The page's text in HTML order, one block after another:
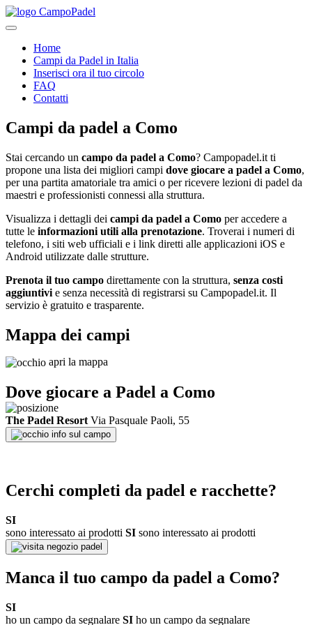
Home
Campi da Padel in Italia
Inserisci ora il tuo circolo
FAQ
Contatti
Campi da padel a Como
Stai cercando un campo da padel a Como? Campopadel.it ti
propone una lista dei migliori campi dove giocare a padel a Como,
per una partita amatoriale tra amici o per ricevere lezioni di padel da
maestri e professionisti connessi alla struttura.
Visualizza i dettagli dei campi da padel a Como per accedere a
tutte le informazioni utili alla prenotazione. Troverai i numeri di
telefono, i siti web ufficiali e i link diretti alle applicazioni iOS e
Android utilizzate dalle strutture.
Prenota il tuo campo direttamente con la struttura, senza costi
aggiuntivi e senza necessità di registrarsi su Campopadel.it. Il
servizio è gratuito e trasparente.
Mappa dei campi
apri la mappa
Dove giocare a Padel a Como
The Padel Resort Via Pasquale Paoli, 55
info sul campo
Cerchi completi da padel e racchette?
SI
sono interessato ai prodotti SI sono interessato ai prodotti
negozio padel
Manca il tuo campo da padel a Como?
SI
ho un campo da segnalare SI ho un campo da segnalare